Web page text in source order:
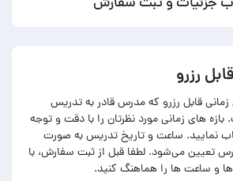
رزرو
قابل رزرو که مدرس قادر به تدریس
های زمانی مورد نظرتان را با دقت و توجه
نمایید. ساعت و تاریخ تدریس به صورت
تعیین می‌شود. لطفا قبل از ثبت سفارش، با
و ساعت ها را هماهنگ کنید.